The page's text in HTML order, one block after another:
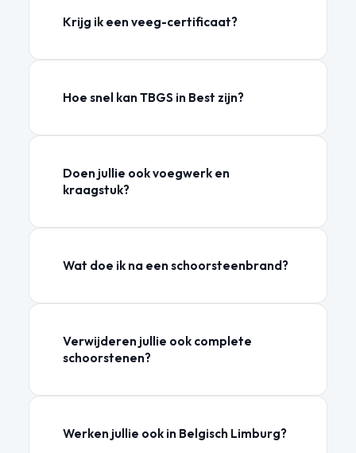
Krijg ik een veeg-certificaat?
Hoe snel kan TBGS in Best zijn?
Doen jullie ook voegwerk en
kraagstuk?
Wat doe ik na een schoorsteenbrand?
Verwijderen jullie ook complete
schoorstenen?
Werken jullie ook in Belgisch Limburg?